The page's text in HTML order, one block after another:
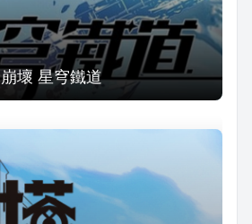
崩壞 星穹鐵道